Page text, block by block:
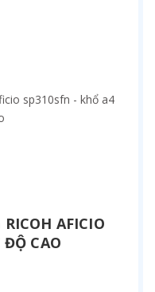
AFICIO
ĐỘ CAO